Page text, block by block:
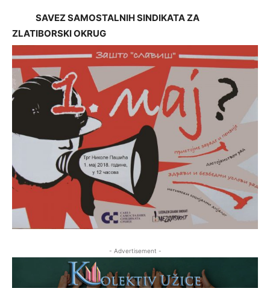
SAVEZ SAMOSTALNIH SINDIKATA ZA
ZLATIBORSKI OKRUG
- Advertisement -